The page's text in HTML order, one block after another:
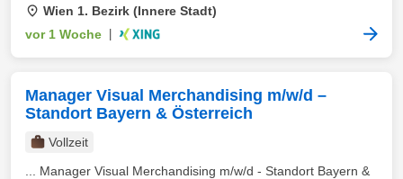
Wien 1. Bezirk (Innere Stadt)
vor 1 Woche
Manager Visual Merchandising m/w/d –
Standort Bayern & Österreich
Vollzeit
... Manager Visual Merchandising m/w/d - Standort Bayern &